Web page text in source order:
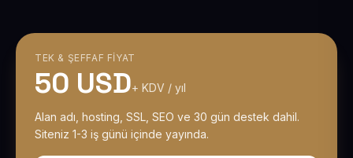
TEK & ŞEFFAF FIYAT
50 USD+ KDV / yıl
Alan adı, hosting, SSL, SEO ve 30 gün destek dahil.
Siteniz 1-3 iş günü içinde yayında.